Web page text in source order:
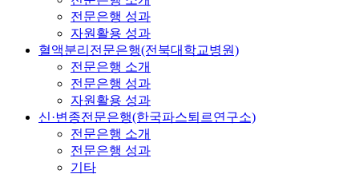
전문은행 성과
자원활용 성과
혈액분리전문은행(전북대학교병원)
전문은행 소개
전문은행 성과
자원활용 성과
신·변종전문은행(한국파스퇴르연구소)
전문은행 소개
전문은행 성과
기타